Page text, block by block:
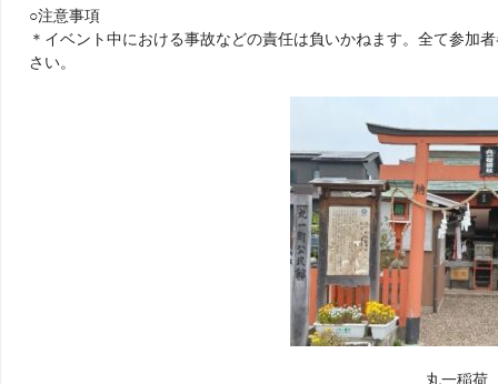
○注意事項
＊イベント中における事故などの責任は負いかねます。全て参加
さい。
丸一稲荷